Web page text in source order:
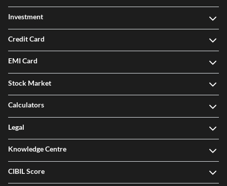
Investment
Credit Card
EMI Card
Stock Market
Calculators
Legal
Knowledge Centre
CIBIL Score